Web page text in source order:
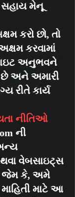
સહાય મેનૂ
કરો છો, તો
કરવામાં
અનુભવને
છે અને અમારી
રીતે કાર્ય
નીતિઓ
ની
વેબસાઇટ્સ
જેમ કે, અમે
માટે આ